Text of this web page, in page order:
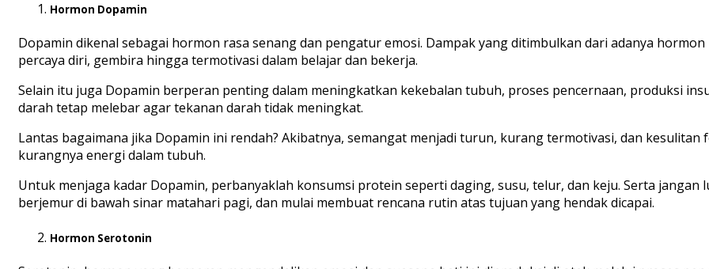
Hormon Dopamin
Dopamin dikenal sebagai hormon rasa senang dan pengatur emosi. Dampak yang ditimbulkan dari adanya
percaya diri, gembira hingga termotivasi dalam belajar dan bekerja.
Selain itu juga Dopamin berperan penting dalam meningkatkan kekebalan tubuh, proses pencernaan, produksi
darah tetap melebar agar tekanan darah tidak meningkat.
Lantas bagaimana jika Dopamin ini rendah? Akibatnya, semangat menjadi turun, kurang termotivasi, dan
kurangnya energi dalam tubuh.
Untuk menjaga kadar Dopamin, perbanyaklah konsumsi protein seperti daging, susu, telur, dan keju. Serta jangan
berjemur di bawah sinar matahari pagi, dan mulai membuat rencana rutin atas tujuan yang hendak dicapai.
Hormon Serotonin